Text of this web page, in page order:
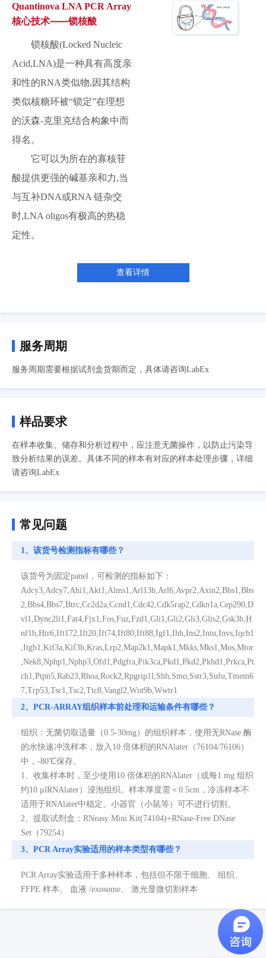
Quantinova LNA PCR Array
核心技术⸺锁核酸
锁核酸(Locked Nucleic
Acid,LNA)是一种具有高度亲
和性的RNA类似物,因其结构
类似核糖环被“锁定”在理想
的沃森-克里克结合构象中而
得名。
它可以为所在的寡核苷
酸提供更强的碱基亲和力,当
与互补DNA或RNA 链杂交
时,LNA oligos有极高的热稳
定性。
查看详情
服务周期
服务周期需要根据试剂盒货期而定，具体请咨询LabEx
样品要求
在样本收集、储存和分析过程中，应注意无菌操作，以防止污染导
致分析结果的误差。具体不同的样本有对应的样本处理步骤，详细
请咨询LabEx
常见问题
1、该货号检测指标有哪些？
该货号为固定panel，可检测的指标如下：
Adcy3,Adcy7,Ahi1,Akt1,Alms1,Arl13b,Arl6,Avpr2,Axin2,Bbs1,Bbs
2,Bbs4,Bbs7,Btrc,Cc2d2a,Ccnd1,Cdc42,Cdk5rap2,Cdkn1a,Cep290,D
vl1,Dync2li1,Fat4,Fjx1,Fos,Fuz,Fzd1,Gli1,Gli2,Gli3,Glis2,Gsk3b,H
nf1b,Htr6,Ift172,Ift20,Ift74,Ift80,Ift88,Igf1,Ihh,Ins2,Intu,Invs,Iqcb1
,Itgb1,Kif3a,Kif3b,Kras,Lrp2,Map2k1,Mapk1,Mkks,Mks1,Mos,Mtor
,Nek8,Nphp1,Nphp3,Ofd1,Pdgfra,Pik3ca,Pkd1,Pkd2,Pkhd1,Prkca,Pt
ch1,Ptpn5,Rab23,Rhoa,Rock2,Rpgrip1l,Shh,Smo,Sstr3,Sufu,Tmem6
7,Trp53,Tsc1,Tsc2,Ttc8,Vangl2,Wnt9b,Wwtr1
2、PCR-ARRAY组织样本前处理和运输条件有哪些？
组织：无菌切取适量（0.5-30mg）的组织样本，使用无RNase 酶
的水快速冲洗样本，放入10 倍体积的RNAlater（76104/76106）
中，-80℃保存。
1、收集样本时，至少使用10 倍体积的RNAlater（或每1 mg 组织
约10 μlRNAlater）浸泡组织。样本厚度需＜0.5cm，冷冻样本不
适用于RNAlater中稳定。小器官（小鼠等）可不进行切割。
2、提取试剂盒：RNeasy Mini Kit(74104)+RNase-Free DNase
Set（79254）
3、PCR Array实验适用的样本类型有哪些？
PCR Array实验适用于多种样本，包括但不限于细胞、 组织、
FFPE 样本、 血液 /exosome、 激光显微切割样本